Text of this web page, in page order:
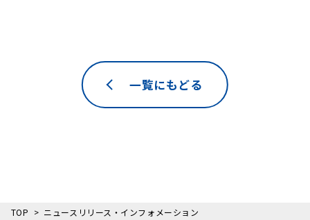
一覧にもどる
TOP ニュースリリース・インフォメーション